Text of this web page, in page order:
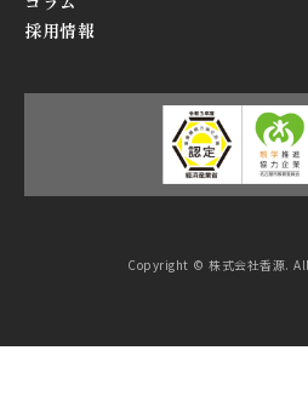
採用情報
Copyright © 株式会社香源.